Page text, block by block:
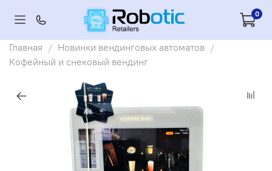
0
Главная
Новинки вендинговых автоматов
Кофейный и снековый вендинг